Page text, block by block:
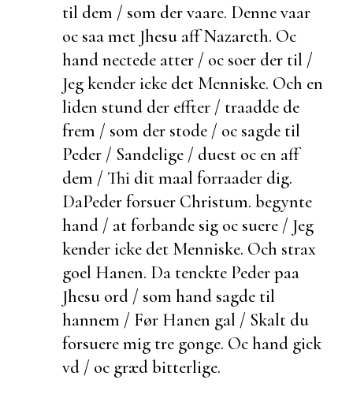
til dem / som der vaare. Denne vaar
oc saa met Jhesu aff Nazareth. Oc
hand nectede atter / oc soer der til /
Jeg kender icke det Menniske. Och en
liden stund der effter / traadde de
frem / som der stode / oc sagde til
Peder / Sandelige / duest oc en aff
dem / Thi dit maal forraader dig.
DaPeder forsuer Christum. begynte
hand / at forbande sig oc suere / Jeg
kender icke det Menniske. Och strax
goel Hanen. Da tenckte Peder paa
Jhesu ord / som hand sagde til
hannem / Før Hanen gal / Skalt du
forsuere mig tre gonge. Oc hand gick
vd / oc græd bitterlige.